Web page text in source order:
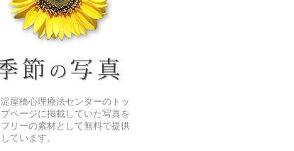
淀屋橋心理療法センターのトッ
プページに掲載していた写真を
フリーの素材として無料で提供
しています。